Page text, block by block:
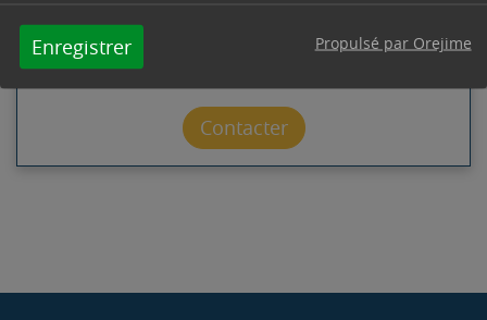
Enregistrer Propulsé par Orejime
de 8h30 à 12h00 & de 13h30 à 17h00 - Du 01/06 au
30/09 : du mardi au samedi de 8h30 à 12h00 & de
13h30 à 17h00 - culture@trets.fr
Contacter par mail
Contacter